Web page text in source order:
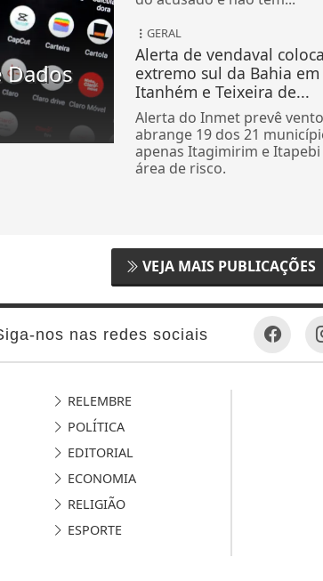
Dados
GERAL
Alerta de vendaval
extremo sul da Bahia
Itanhém e Teixeira de...
Alerta do Inmet prevê
abrange 19 dos 21
apenas Itagimirim e
área de risco.
VEJA MAIS PUBLICAÇÕES
nos nas redes sociais
RELEMBRE
POLÍTICA
EDITORIAL
ECONOMIA
RELIGIÃO
ESPORTE